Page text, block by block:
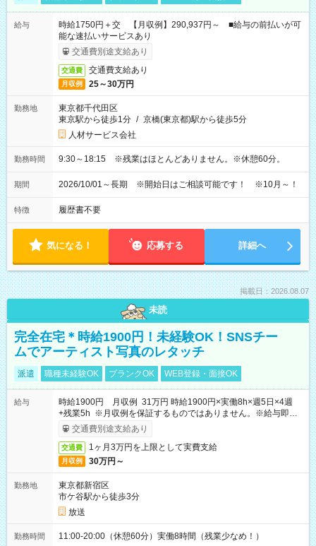
給与
時給1750円＋交 【月収例】290,937円～ ■給与の前払いが可
能な速払いサービスあり
交通費別途支給あり
交通費 交通費支給あり
月収例 25～30万円
勤務地
東京都千代田区
東京駅から徒歩1分 / 京橋(東京都)駅から徒歩5分
人材サービス会社
勤務時間 9:30～18:15 ※残業はほとんどありません。※休憩60分。
期間 2026/10/01～長期 ※開始日はご相談可能です！ ※10月～！
特徴 履歴書不要
気になる！ 応募する 詳細へ
掲載日：2026.08.07
未読
完全在宅＊時給1900円！未経験OK！SNSチー
ムでアーティスト写真のレタッチ
派遣 職種未経験OK ブランクOK WEB登録・面接OK
給与
時給1900円 月収例 31万円 時給1900円×実働8h×週5日×4週
+残業5h ※月収例を保証するものではありません。※給与即受
取りサービス利用可（利用条件有）
交通費別途支給あり
交通費 1ヶ月3万円を上限として実費支給
月収例 30万円～
勤務地
東京都新宿区
市ケ谷駅から徒歩3分
放送
勤務時間 11:00-20:00（休憩60分）実働8時間（残業少なめ！）